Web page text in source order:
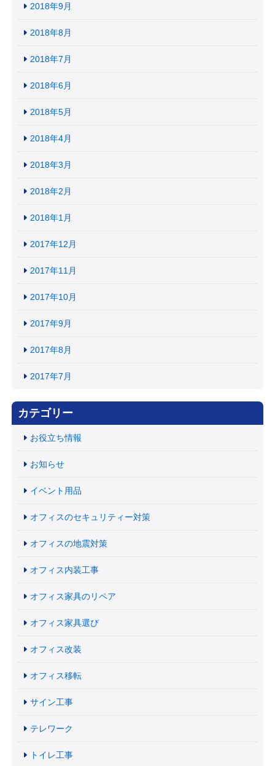
2018年9月
2018年8月
2018年7月
2018年6月
2018年5月
2018年4月
2018年3月
2018年2月
2018年1月
2017年12月
2017年11月
2017年10月
2017年9月
2017年8月
2017年7月
カテゴリー
お役立ち情報
お知らせ
イベント用品
オフィスのセキュリティー対策
オフィスの地震対策
オフィス内装工事
オフィス家具のリペア
オフィス家具選び
オフィス改装
オフィス移転
サイン工事
テレワーク
トイレ工事